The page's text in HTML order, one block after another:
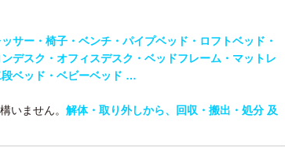
サー・椅子・ベンチ・パイプベッド・ロフトベッド・
デスク・オフィスデスク・ベッドフレーム・マットレ
ベッド・ ベビーベッド …
いません。 解体・取り外しから、回収・搬出・処分 及